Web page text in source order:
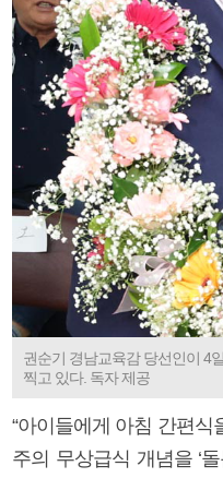
권순기 경남교육감 당선인이 4
찍고 있다. 독자 제공
“아이들에게 아침 간편식
주의 무상급식 개념을 ‘